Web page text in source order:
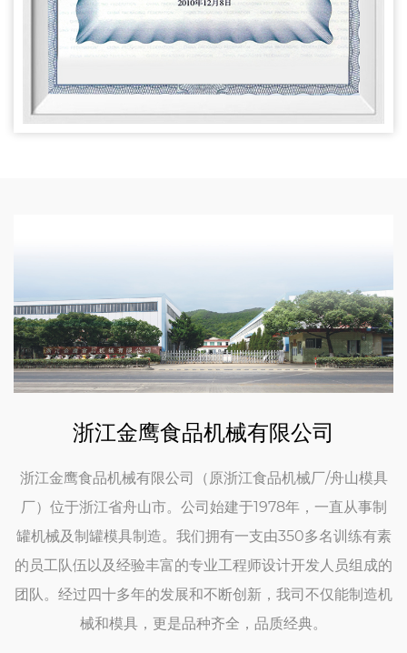
浙江金鹰食品机械有限公司
浙江金鹰食品机械有限公司（原浙江食品机械厂/舟山模具
厂）位于浙江省舟山市。公司始建于1978年，一直从事制
罐机械及制罐模具制造。我们拥有一支由350多名训练有素
的员工队伍以及经验丰富的专业工程师设计开发人员组成的
团队。经过四十多年的发展和不断创新，我司不仅能制造机
械和模具，更是品种齐全，品质经典。